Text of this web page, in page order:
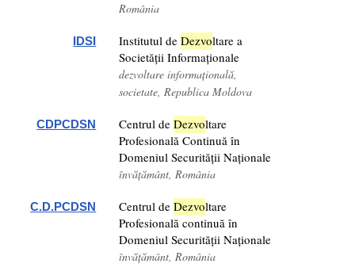
România
IDSI Institutul deDezvoltare a
Societății Informaționale
dezvoltare informațională,
societate, Republica Moldova
CDPCDSN Centrul deDezvoltare
Profesională Continuă în
Domeniul Securității Naționale
învățământ, România
C.D.PCDSN Centrul deDezvoltare
Profesională continuă în
Domeniul Securității Naționale
învățământ, România